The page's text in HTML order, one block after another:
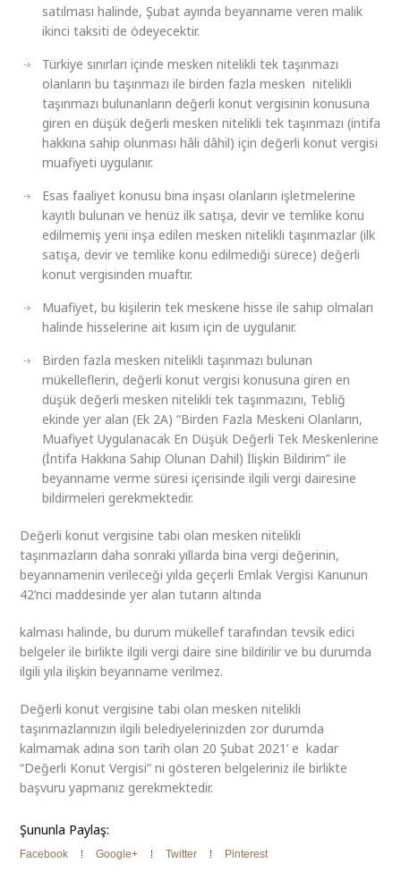
satılması halinde, Şubat ayında beyanname veren malik
ikinci taksiti de ödeyecektir.
Türkiye sınırları içinde mesken nitelikli tek taşınmazı
olanların bu taşınmazı ile birden fazla mesken nitelikli
taşınmazı bulunanların değerli konut vergisinin konusuna
giren en düşük değerli mesken nitelikli tek taşınmazı (intifa
hakkına sahip olunması hâli dâhil) için değerli konut vergisi
muafiyeti uygulanır.
Esas faaliyet konusu bina inşası olanların işletmelerine
kayıtlı bulunan ve henüz ilk satışa, devir ve temlike konu
edilmemiş yeni inşa edilen mesken nitelikli taşınmazlar (ilk
satışa, devir ve temlike konu edilmediği sürece) değerli
konut vergisinden muaftır.
Muafiyet, bu kişilerin tek meskene hisse ile sahip olmaları
halinde hisselerine ait kısım için de uygulanır.
Birden fazla mesken nitelikli taşınmazı bulunan
mükelleflerin, değerli konut vergisi konusuna giren en
düşük değerli mesken nitelikli tek taşınmazını, Tebliğ
ekinde yer alan (Ek 2A) “Birden Fazla Meskeni Olanların,
Muafiyet Uygulanacak En Düşük Değerli Tek Meskenlerine
(İntifa Hakkına Sahip Olunan Dahil) İlişkin Bildirim” ile
beyanname verme süresi içerisinde ilgili vergi dairesine
bildirmeleri gerekmektedir.
Değerli konut vergisine tabi olan mesken nitelikli
taşınmazların daha sonraki yıllarda bina vergi değerinin,
beyannamenin verileceği yılda geçerli Emlak Vergisi Kanunun
42’nci maddesinde yer alan tutarın altında
kalması halinde, bu durum mükellef tarafından tevsik edici
belgeler ile birlikte ilgili vergi daire sine bildirilir ve bu durumda
ilgili yıla ilişkin beyanname verilmez.
Değerli konut vergisine tabi olan mesken nitelikli
taşınmazlarınızın ilgili belediyelerinizden zor durumda
kalmamak adına son tarih olan 20 Şubat 2021’ e kadar
“Değerli Konut Vergisi” ni gösteren belgeleriniz ile birlikte
başvuru yapmanız gerekmektedir.
Şununla Paylaş:
Facebook Google+ Twitter Pinterest